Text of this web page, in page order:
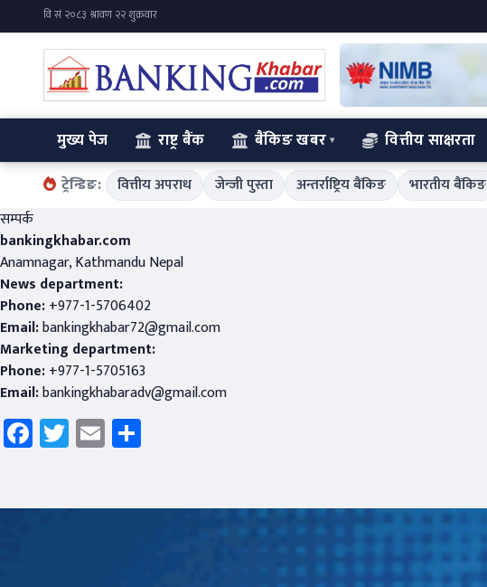
मुख्य पेज राष्ट्र बैंक बैंकिङ खबर वित्तीय साक्षरता
ट्रेन्डिङ: वित्तीय अपराध जेन्जी पुस्ता अन्तर्राष्ट्रिय बैंकिङ भारतीय बैंकिङ
सम्पर्क
bankingkhabar.com
Anamnagar, Kathmandu Nepal
News department:
Phone:+977-1-5706402
Email:bankingkhabar72@gmail.com
Marketing department:
Phone:+977-1-5705163
Email:bankingkhabaradv@gmail.com
Facebook
Twitter
Email